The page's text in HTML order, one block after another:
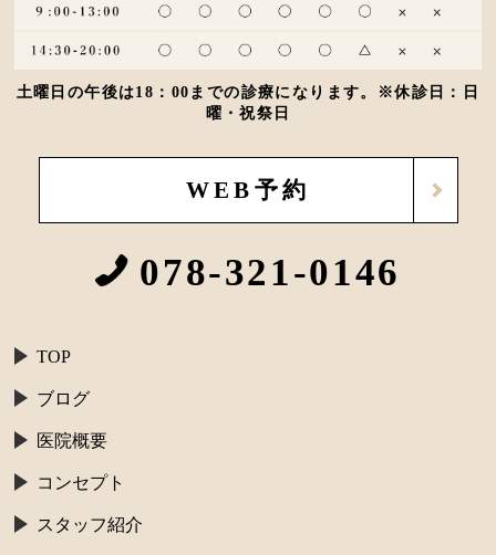
土曜日の午後は18：00までの診療になります。※休診日：日
曜・祝祭日
WEB予約
078-321-0146
TOP
ブログ
医院概要
コンセプト
スタッフ紹介